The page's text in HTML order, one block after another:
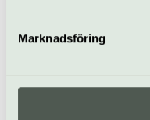
Marknadsföring